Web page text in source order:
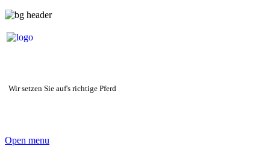
Wir setzen Sie auf's richtige Pferd
Open menu